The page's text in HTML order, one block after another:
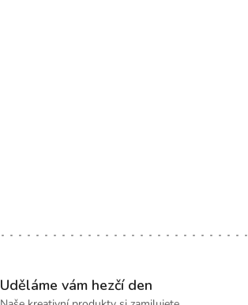
Uděláme vám hezčí den